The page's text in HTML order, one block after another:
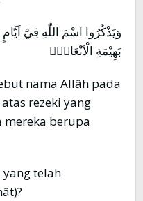
وَيَذْكُرُوا اسْمَ اللّٰهِ فِيْٓ
بَهِيْمَةِ الْاَنْعَامِۚ
nama Allâh pada
rezeki yang
mereka berupa
telah